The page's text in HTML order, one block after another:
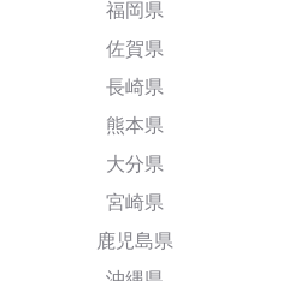
福岡県
佐賀県
長崎県
熊本県
大分県
宮崎県
鹿児島県